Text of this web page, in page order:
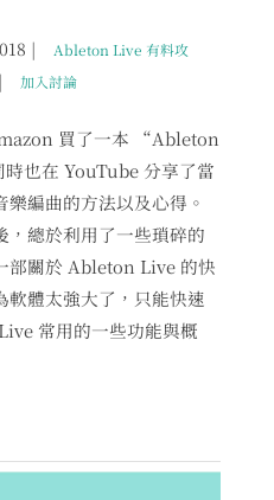
|
Ableton Live 有料攻
| 加入討論
買了一本 “Ableton
也在 YouTube 分享了當
編曲的方法以及心得。
，總於利用了一些瑣碎的
部關於 Ableton Live 的快
軟體太強大了，只能快速
常用的一些功能與概